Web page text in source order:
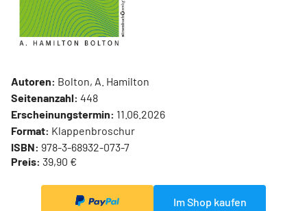
Autoren: Bolton, A. Hamilton
Seitenanzahl: 448
Erscheinungstermin: 11.06.2026
Format: Klappenbroschur
ISBN: 978-3-68932-073-7
Preis: 39,90 €
Im Shop kaufen